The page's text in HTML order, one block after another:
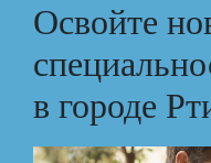
Освойте
в городе